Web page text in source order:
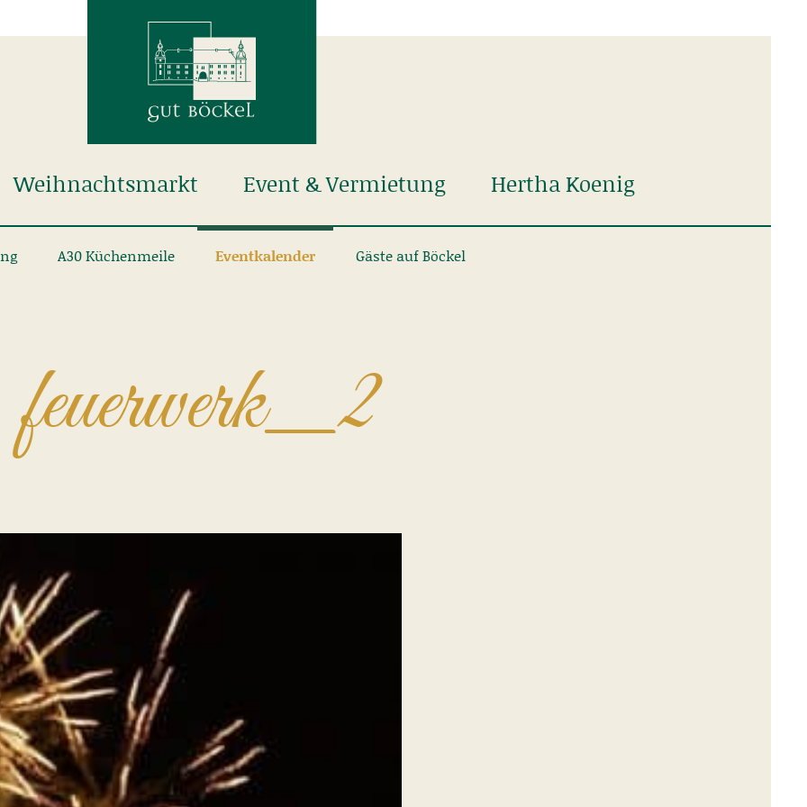
Weihnachtsmarkt Event & Vermietung
A30 Küchenmeile Eventkalender Gäste auf Böckel
Hertha Koenig
feuerwerk_2